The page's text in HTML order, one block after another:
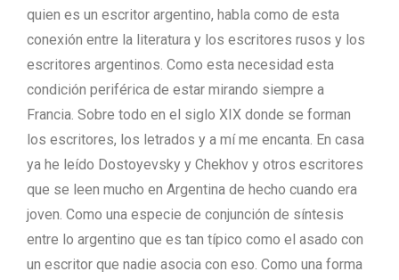
quien es un escritor argentino, habla como de esta
conexión entre la literatura y los escritores rusos y los
escritores argentinos. Como esta necesidad esta
condición periférica de estar mirando siempre a
Francia. Sobre todo en el siglo XIX donde se forman
los escritores, los letrados y a mí me encanta. En casa
ya he leído Dostoyevsky y Chekhov y otros escritores
que se leen mucho en Argentina de hecho cuando era
joven. Como una especie de conjunción de síntesis
entre lo argentino que es tan típico como el asado con
un escritor que nadie asocia con eso. Como una forma